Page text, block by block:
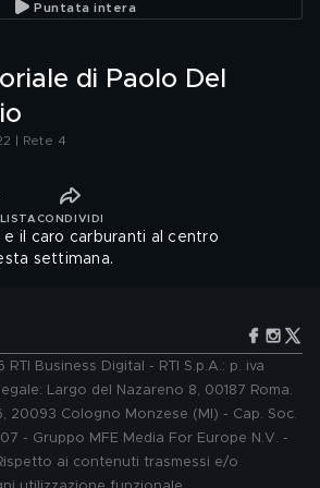
Puntata intera
di Paolo Del
| Rete 4
CONDIVIDI
e il caro carburanti al centro
settimana.
Business Digital - RTI S.p.A.: p. iva
Largo del Nazareno 8, 00187 Roma.
20093 Cologno Monzese (MI) - Cap. Soc.
- Gruppo MFE Media For Europe N.V. -
ai contenuti trasmessi e/o